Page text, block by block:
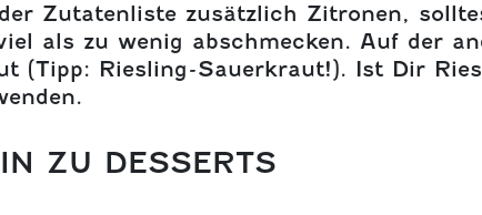
Zutatenliste zusätzlich Zitronen,
als zu wenig abschmecken. Auf der
(Tipp: Riesling-Sauerkraut!). Ist Dir
ZU DESSERTS